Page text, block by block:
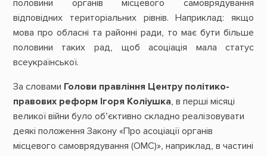
половини органів місцевого самоврядування
відповідних територіальних рівнів. Наприклад: якщо
мова про обласні та районні ради, то має бути більше
половини таких рад, щоб асоціація мала статус
всеукраїнської.
За словами Голови правління Центру політико-
правових реформ Ігоря Коліушка, в перші місяці
великої війни було об’єктивно складно реалізовувати
деякі положення Закону «Про асоціації органів
місцевого самоврядування (ОМС)», наприклад, в частині